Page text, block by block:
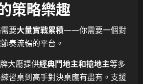
策略樂趣
要大量實戰累積——你需要一個對
奏流暢的平台。
大廳提供經典鬥地主和搶地主等多
習桌到高手對決桌應有盡有。支援